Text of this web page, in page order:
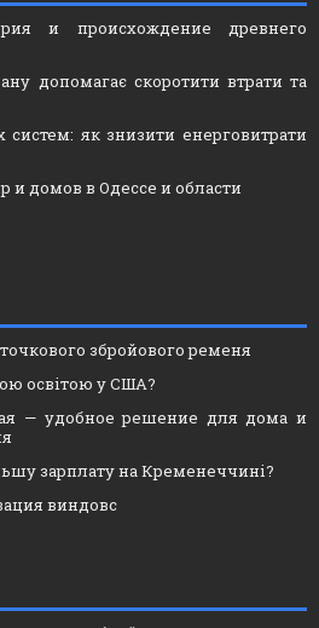
и происхождение древнего
допомагає скоротити втрати та
як знизити енерговитрати
и домов в Одессе и области
збройового ременя
освітою у США?
— удобное решение для дома и
зарплату на Кременеччині?
виндовс